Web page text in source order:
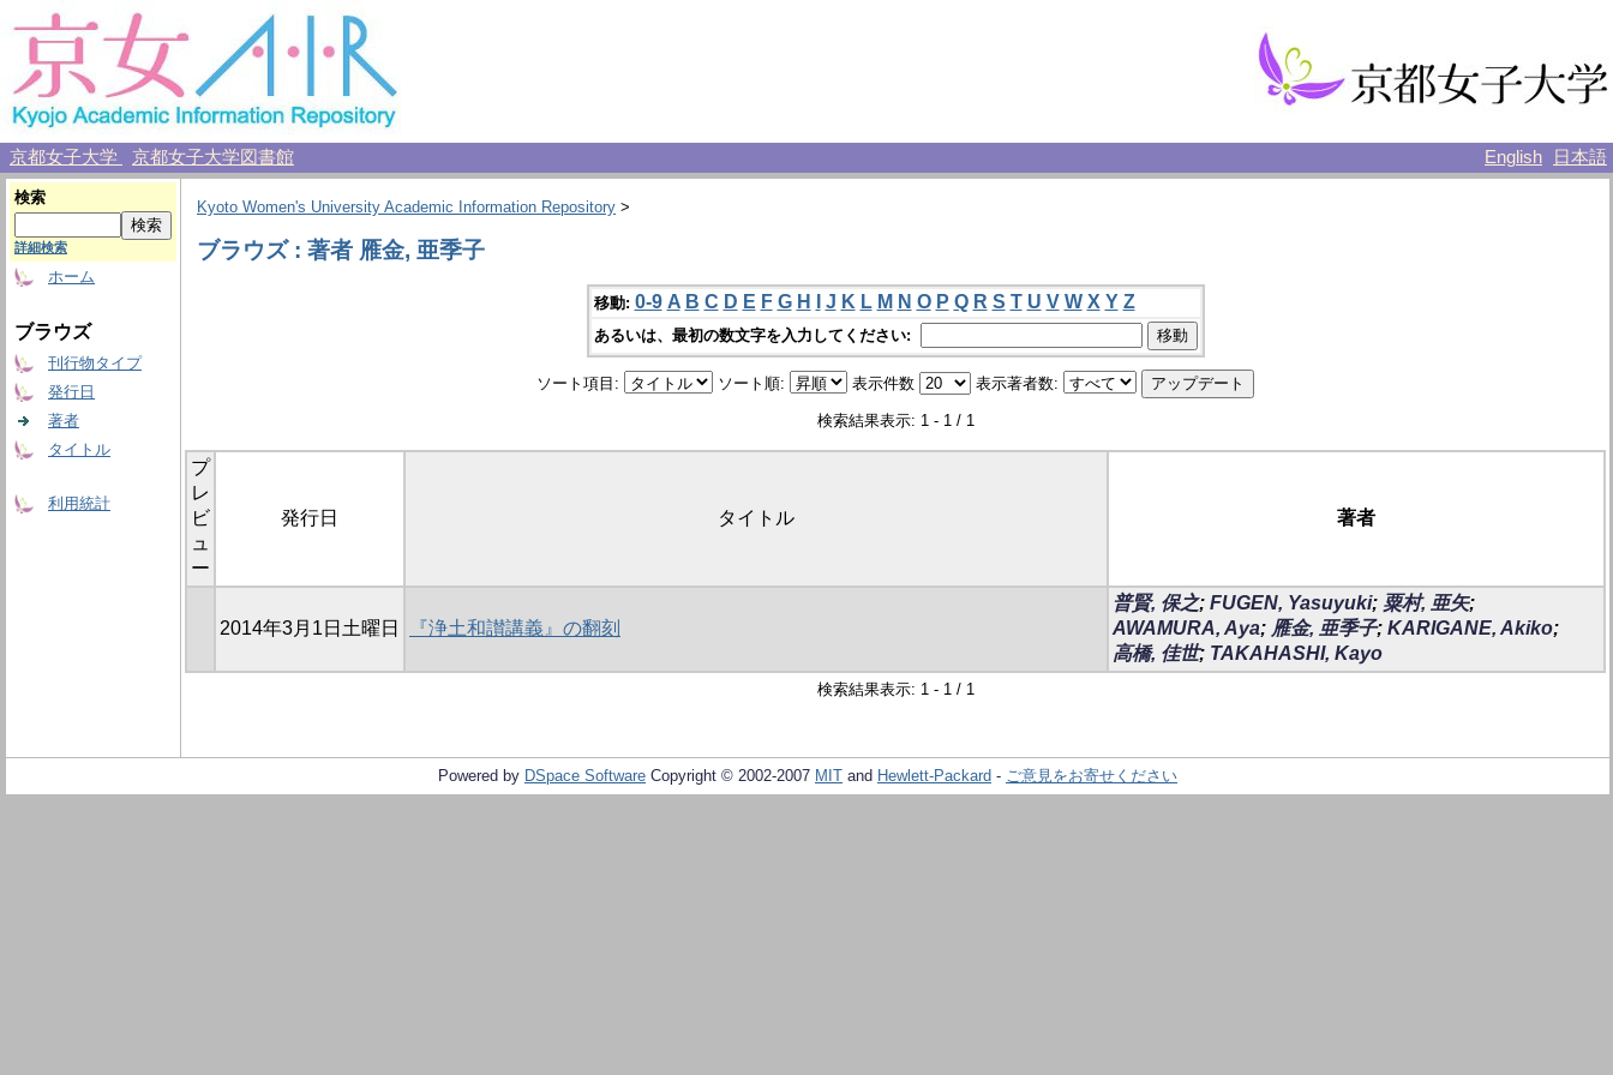
京都女子大学 京都女子大学図書館 English 日本語
検索
詳細検索
ホーム
ブラウズ
刊行物タイプ
発行日
著者
タイトル
利用統計
Kyoto Women's University Academic Information Repository >
ブラウズ : 著者 雁金, 亜季子
移動: 0-9 A B C D E F G H J K L M N O P Q R S T U V W X Y Z
あるいは、最初の数文字を入力してください:
ソート項目: ソート順: 表示件数 表示著者数:
検索結果表示: 1 - 1 / 1
プ
レ
ビ
ュ
ー
発行日 タイトル 著者
2014年3月1日土曜日 『浄土和讃講義』の翻刻
普賢, 保之; FUGEN, Yasuyuki; 粟村, 亜矢;
AWAMURA, Aya; 雁金, 亜季子; KARIGANE, Akiko;
高橋, 佳世; TAKAHASHI, Kayo
検索結果表示: 1 - 1 / 1
Powered by DSpace Software Copyright © 2002-2007 MIT and Hewlett-Packard - ご意見をお寄せください